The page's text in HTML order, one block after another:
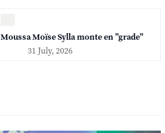
Moussa Moïse Sylla monte en "grade"
31 July, 2026